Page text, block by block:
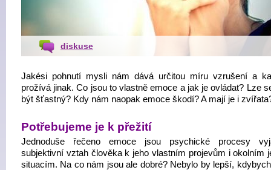
diskuse
Jakési pohnutí mysli nám dává určitou míru vzrušení a
prožívá jinak. Co jsou to vlastně emoce a jak je ovládat? Lze
být šťastný? Kdy nám naopak emoce škodí? A mají je i
Potřebujeme je k přežití
Jednoduše řečeno emoce jsou psychické procesy
subjektivní vztah člověka k jeho vlastním projevům i okolním
situacím. Na co nám jsou ale dobré? Nebylo by lepší,